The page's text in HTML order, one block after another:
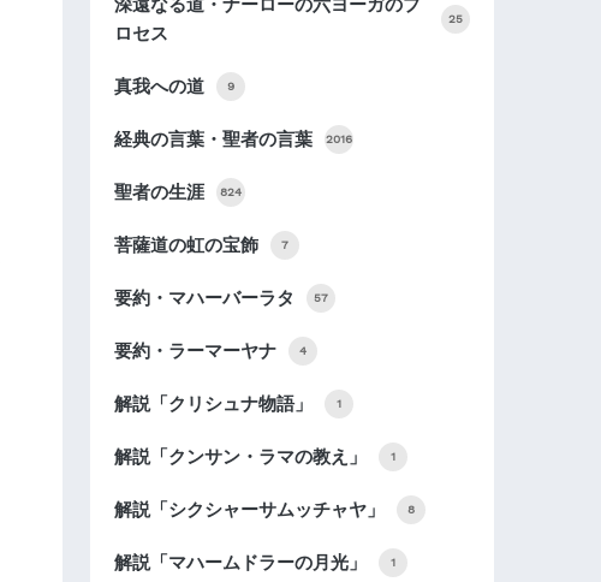
深遠なる道・ナーローの六ヨーガのプ
ロセス
25
真我への道 9
経典の言葉・聖者の言葉 2016
聖者の生涯 824
菩薩道の虹の宝飾 7
要約・マハーバーラタ 57
要約・ラーマーヤナ 4
解説「クリシュナ物語」 1
解説「クンサン・ラマの教え」 1
解説「シクシャーサムッチャヤ」 8
解説「マハームドラーの月光」 1